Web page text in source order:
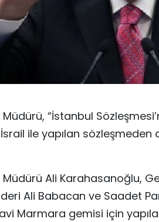
Müdürü, “İstanbul
ile yapılan sözleşmeden
Müdürü Ali Karahasanoğlu,
Ali Babacan ve Saadet
Marmara gemisi için